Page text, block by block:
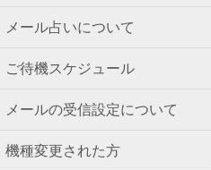
メール占いについて
ご待機スケジュール
メールの受信設定について
機種変更された方